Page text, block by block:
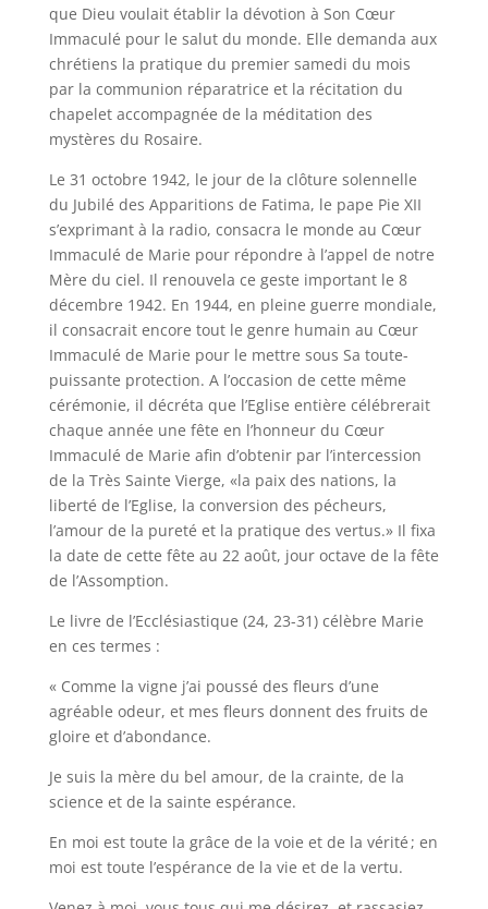
que Dieu voulait établir la dévotion à Son Cœur
Immaculé pour le salut du monde. Elle demanda aux
chrétiens la pratique du premier samedi du mois
par la communion réparatrice et la récitation du
chapelet accompagnée de la méditation des
mystères du Rosaire.
Le 31 octobre 1942, le jour de la clôture solennelle
du Jubilé des Apparitions de Fatima, le pape Pie XII
s’exprimant à la radio, consacra le monde au Cœur
Immaculé de Marie pour répondre à l’appel de notre
Mère du ciel. Il renouvela ce geste important le 8
décembre 1942. En 1944, en pleine guerre mondiale,
il consacrait encore tout le genre humain au Cœur
Immaculé de Marie pour le mettre sous Sa toute-
puissante protection. A l’occasion de cette même
cérémonie, il décréta que l’Eglise entière célébrerait
chaque année une fête en l’honneur du Cœur
Immaculé de Marie afin d’obtenir par l’intercession
de la Très Sainte Vierge, «la paix des nations, la
liberté de l’Eglise, la conversion des pécheurs,
l’amour de la pureté et la pratique des vertus.» Il fixa
la date de cette fête au 22 août, jour octave de la fête
de l’Assomption.
Le livre de l’Ecclésiastique (24, 23-31) célèbre Marie
en ces termes :
« Comme la vigne j’ai poussé des fleurs d’une
agréable odeur, et mes fleurs donnent des fruits de
gloire et d’abondance.
Je suis la mère du bel amour, de la crainte, de la
science et de la sainte espérance.
En moi est toute la grâce de la voie et de la vérité ; en
moi est toute l’espérance de la vie et de la vertu.